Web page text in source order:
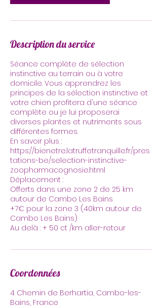
Description du service
Séance complète de sélection
instinctive au terrain ou à votre
domicile. Vous apprendrez les
principes de la sélection instinctive et
votre chien profitera d'une séance
complète ou je lui proposerai
diverses plantes et nutriments sous
différentes formes.
En savoir plus :
https://bienetre.latruffetranquille.fr/pres
tations-be/selection-instinctive-
zoopharmacognosie.html
Déplacement :
Offerts dans une zone 2 de 25 km
autour de Cambo Les Bains
+7€ pour la zone 3 (40km autour de
Cambo Les Bains)
Au delà : + 50 ct /km aller-retour
Coordonnées
4 Chemin de Berhartia, Cambo-les-
Bains, France